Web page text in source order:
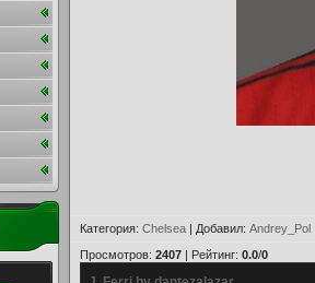
Категория: Chelsea | Добавил: Andrey_Pol
Просмотров: 2407 | Рейтинг: 0.0/0